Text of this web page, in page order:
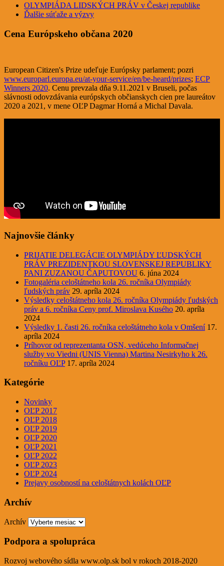
OLYMPIÁDA LIDSKÝCH PRÁV v Českej republike
Ďalšie súťaže a výzvy
Cena Európskeho občana 2020
European Citizen's Prize udeľuje Európsky parlament; pozri
www.europarl.europa.eu/at-your-service/en/be-heard/prizes; ECP
Winners 2020. Cenu prevzala dňa 9.11.2021 v Bruseli, počas
slávnosti odovzdávania európskych občianskych cien pre laureátov
2020 a 2021, v mene OĽP Dagmar Horná a Michal Davala.
Najnovšie články
PRIJATIE DELEGÁCIE OLYMPIÁDY ĽUDSKÝCH
PRÁV PREZIDENTKOU SLOVENSKEJ REPUBLIKY
PANI ZUZANOU ČAPUTOVOU 6. júna 2024
Fotogaléria celoštátneho kola 26. ročníka Olympiády
ľudských práv 29. apríla 2024
Výsledky celoštátneho kola 26. ročníka Olympiády ľudských
práv a 6. ročníka Ceny prof. Miroslava Kusého 20. apríla
2024
Výsledky 1. časti 26. ročníka celoštátneho kola v Omšení 17.
apríla 2024
Príhovor od reprezentanta OSN, vedúceho Informačnej
služby vo Viedni (UNIS Vienna) Martina Nesirkyho k 26.
ročníku OĽP 17. apríla 2024
Kategórie
Novinky
OĽP 2017
OĽP 2018
OĽP 2019
OĽP 2020
OĽP 2021
OĽP 2022
OĽP 2023
OĽP 2024
Prejavy osobností na celoštátnych kolách OĽP
Archív
Archív
Podpora a spolupráca
Rozvoj webového sídla www.olp.sk bol v rokoch 2018-2020